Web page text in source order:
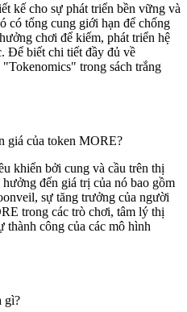
kế cho sự phát triển bền vững và
có tổng cung giới hạn để chống
chơi để kiếm, phát triển hệ
Để biết chi tiết đầy đủ về
trong sách trắng
giá của token MORE?
khiển bởi cung và cầu trên thị
đến giá trị của nó bao gồm
sự tăng trưởng của người
trong các trò chơi, tâm lý thị
thành công của các mô hình
gì?